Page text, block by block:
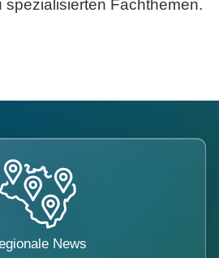
spezialisierten Fachthemen.
News